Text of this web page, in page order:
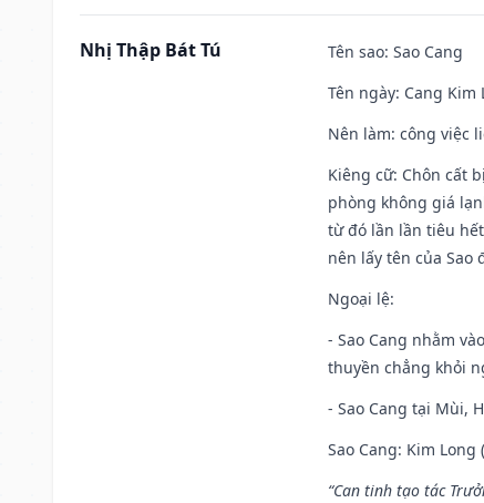
Nhị Thập Bát Tú Tên sao: Sao Cang
Tên ngày: Cang Kim
Nên làm: công việc
Kiêng cữ: Chôn cất
phòng không giá
từ đó lần lần tiêu
nên lấy tên của Sao
Ngoại lệ:
- Sao Cang nhằm
thuyền chẳng khỏi
- Sao Cang tại Mùi,
Sao Cang: Kim
“Can tinh tạo tác